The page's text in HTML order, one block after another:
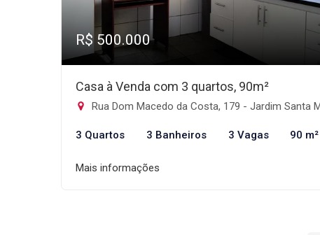
R$ 500.000
Casa à Venda com 3 quartos, 90m²
Rua Dom Macedo da Costa, 179 - Jardim Santa Mena,
3 Quartos 3 Banheiros 3 Vagas 90 m²
Mais informações